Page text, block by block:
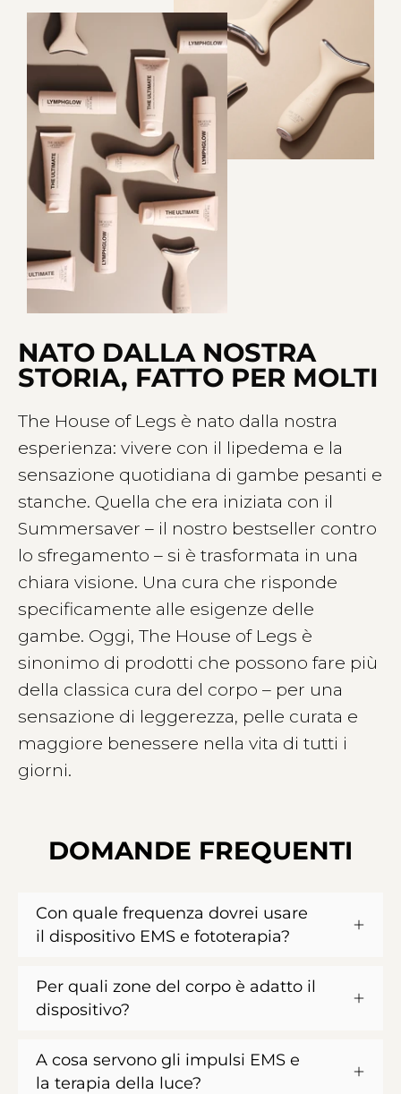
NATO DALLA NOSTRA
STORIA, FATTO PER MOLTI
The House of Legs è nato dalla nostra
esperienza: vivere con il lipedema e la
sensazione quotidiana di gambe pesanti e
stanche. Quella che era iniziata con il
Summersaver – il nostro bestseller contro
lo sfregamento – si è trasformata in una
chiara visione. Una cura che risponde
specificamente alle esigenze delle
gambe. Oggi, The House of Legs è
sinonimo di prodotti che possono fare più
della classica cura del corpo – per una
sensazione di leggerezza, pelle curata e
maggiore benessere nella vita di tutti i
giorni.
DOMANDE FREQUENTI
Con quale frequenza dovrei usare
il dispositivo EMS e fototerapia?
Per quali zone del corpo è adatto il
dispositivo?
A cosa servono gli impulsi EMS e
la terapia della luce?